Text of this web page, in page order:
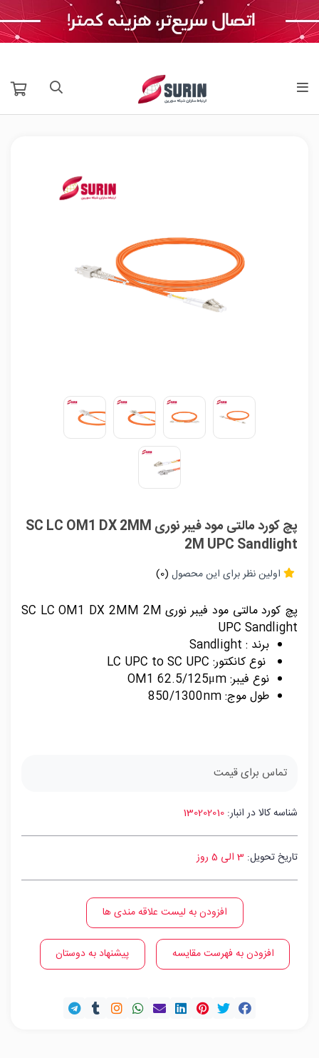
پچ کورد مالتی مود فیبر نوری SC LC OM1 DX 2MM
2M UPC Sandlight
اولین نظر برای این محصول (0)
پچ کورد مالتی مود فیبر نوری SC LC OM1 DX 2MM 2M
UPC Sandlight
برند : Sandlight
نوع کانکتور: LC UPC to SC UPC
نوع فیبر: OM1 62.5/125μm
طول موج: 850/1300nm
تماس برای قیمت
شناسه کالا در انبار: 130202010
تاریخ تحویل: 3 الی 5 روز
افزودن به لیست علاقه مندی ها
افزودن به فهرست مقایسه پیشنهاد به دوستان